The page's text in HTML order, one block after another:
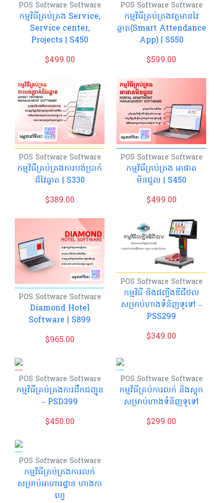
POS Software Software
កម្មវិធីគ្រប់គ្រង Service,
Service center,
Projects | S450
$499.00
POS Software Software
កម្មវិធីគ្រប់គ្រងវត្តមានវៃ
ឆ្លាត(Smart Attendance
App) | S550
$599.00
POS Software Software
កម្មវិធីគ្រប់គ្រងការបង់ប្រាក់
ដ៏វៃឆ្លាត​ | S330
$389.00
POS Software Software
កម្មវិធីគ្រប់គ្រង អាផាត
មិនជួល | S450
$499.00
POS Software Software
Diamond Hotel
Software | S899
$965.00
POS Software Software
កម្មវិធី និង​ជញ្ជីងឌីជីថល
សម្រាប់ហាងទំនិញទូទៅ –
PSS299
$349.00
POS Software Software
កម្មវិធី​គ្រប់គ្រង​ការដឹកជញ្ជូន
– PSD399
$450.00
POS Software Software
កម្មវិធីគ្រប់ការលក់ និងស្តុក
សម្រាប់ហាងទំនិញទូទៅ
$299.00
POS Software Software
កម្មវិធីគ្រប់គ្រងការលក់
សម្រាប់អាហារដ្ឋាន ហាងកា
ហ្វេ